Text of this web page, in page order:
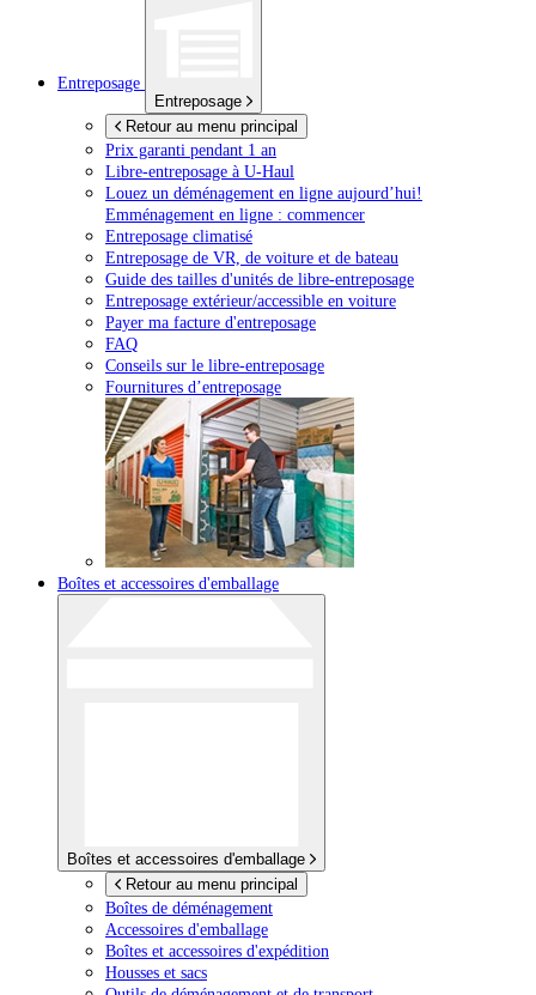
Entreposage
Entreposage
Retour au menu principal
Prix garanti pendant 1 an
Libre-entreposage à U-Haul
Louez un déménagement en ligne aujourd’hui!
Emménagement en ligne : commencer
Entreposage climatisé
Entreposage de VR, de voiture et de bateau
Guide des tailles d'unités de libre-entreposage
Entreposage extérieur/accessible en voiture
Payer ma facture d'entreposage
FAQ
Conseils sur le libre-entreposage
Fournitures d’entreposage
Boîtes et accessoires d'emballage
Boîtes et accessoires d'emballage
Retour au menu principal
Boîtes de déménagement
Accessoires d'emballage
Boîtes et accessoires d'expédition
Housses et sacs